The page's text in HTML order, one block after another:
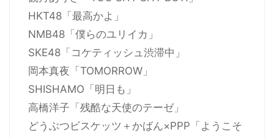
HKT48「最高かよ」
NMB48「僕らのユリイカ」
SKE48「コケティッシュ渋滞中」
岡本真夜「TOMORROW」
SHISHAMO「明日も」
高橋洋子「残酷な天使のテーゼ」
どうぶつビスケッツ＋かばん×PPP「ようこそ